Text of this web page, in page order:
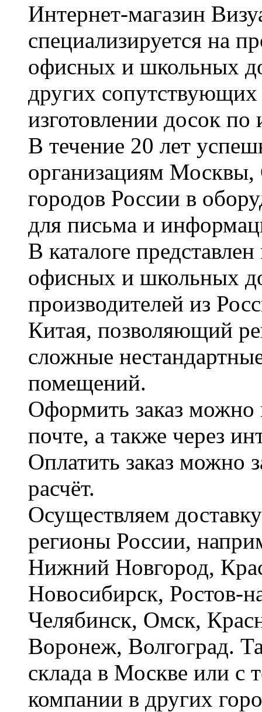
Интернет-магазин
специализируется на
офисных и школьных
других сопутствующих
изготовлении досок по
В течение 20 лет
организациям Москвы,
городов России в
для письма и
В каталоге
офисных и школьных
производителей из
Китая, позволяющий
сложные
помещений.
Оформить заказ можно
почте, а также через
Оплатить заказ можно
расчёт.
Осуществляем
регионы России,
Нижний Новгород,
Новосибирск, Ростов-
Челябинск, Омск,
Воронеж, Волгоград.
склада в Москве или с
компании в других